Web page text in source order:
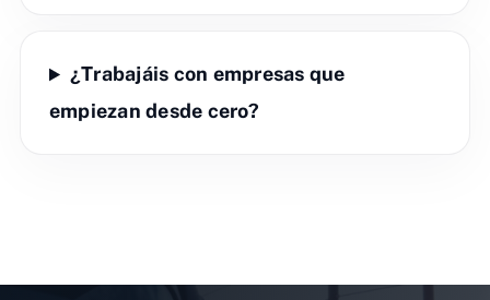
¿Trabajáis con empresas que
empiezan desde cero?